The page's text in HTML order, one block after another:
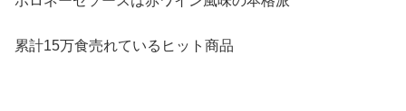
累計15万食売れているヒット商品